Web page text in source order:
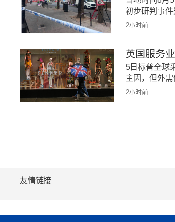
初步研判事件
2小时前
英国服务
5日标普全球
主因，但外需
2小时前
友情链接